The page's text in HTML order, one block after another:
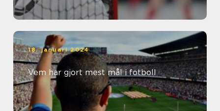
18. januari 2024
Vem har gjort mest mål i fotboll